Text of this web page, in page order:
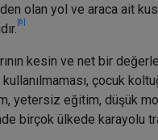
olan yol ve araca ait
[6]
kesin ve net bir
çocuk
yetersiz eğitim, düşük
birçok ülkede karayolu